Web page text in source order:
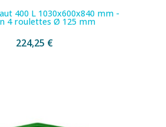
400 L 1030x600x840 mm -
4 roulettes Ø 125 mm
224,25 €